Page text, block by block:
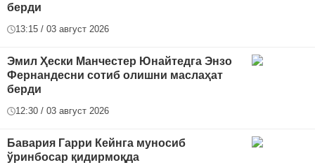
берди
13:15 / 03 август 2026
Эмил Ҳески Манчестер Юнайтедга Энзо
Фернандесни сотиб олишни маслаҳат
берди
12:30 / 03 август 2026
Бавария Гарри Кейнга муносиб
ўринбосар қидирмоқда